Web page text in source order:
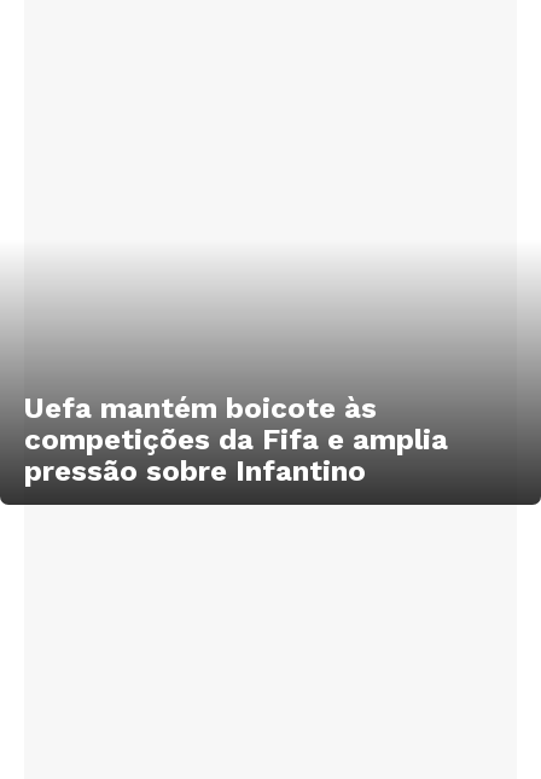
Uefa mantém boicote às
competições da Fifa e amplia
pressão sobre Infantino